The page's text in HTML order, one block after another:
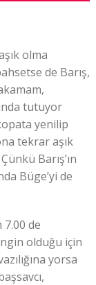
olma
de Barış,
tutuyor
yenilip
tekrar aşık
Barış’ın
Büge’yi de
de
olduğu için
yorsa